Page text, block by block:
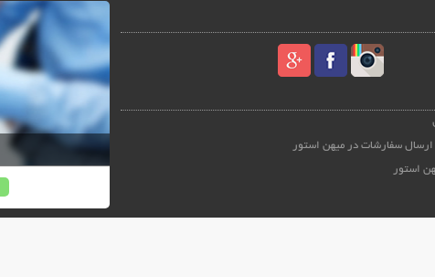
سفارشات در میهن استور
استور